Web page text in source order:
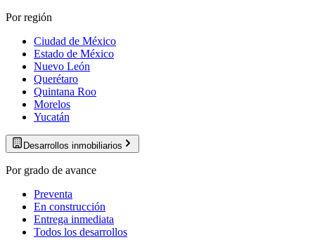
Por región
Ciudad de México
Estado de México
Nuevo León
Querétaro
Quintana Roo
Morelos
Yucatán
Desarrollos inmobiliarios
Por grado de avance
Preventa
En construcción
Entrega inmediata
Todos los desarrollos